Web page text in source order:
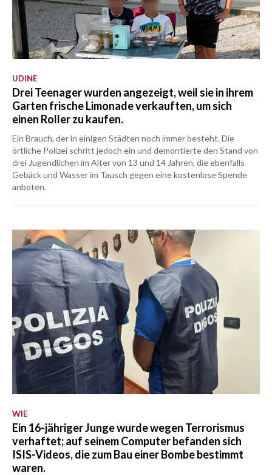
UDINE
Drei Teenager wurden angezeigt, weil sie in ihrem
Garten frische Limonade verkauften, um sich
einen Roller zu kaufen.
Ein Brauch, der in einigen Städten noch immer besteht. Die
örtliche Polizei schritt jedoch ein und demontierte den Stand von
drei Jugendlichen im Alter von 13 und 14 Jahren, die ebenfalls
Gebäck und Wasser im Tausch gegen eine kostenlose Spende
anboten.
WIE
Ein 16-jähriger Junge wurde wegen Terrorismus
verhaftet; auf seinem Computer befanden sich
ISIS-Videos, die zum Bau einer Bombe bestimmt
waren.